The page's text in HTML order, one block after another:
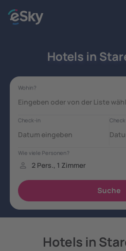
Hotels in
Hotels in